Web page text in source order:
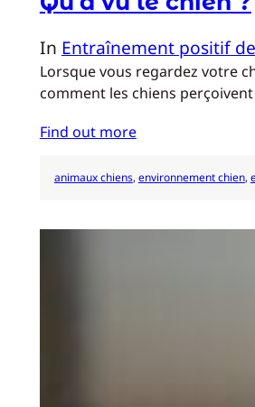
In Entraînement positif
Lorsque vous regardez votre
comment les chiens
Find out more
animaux chiens, environnement chien,